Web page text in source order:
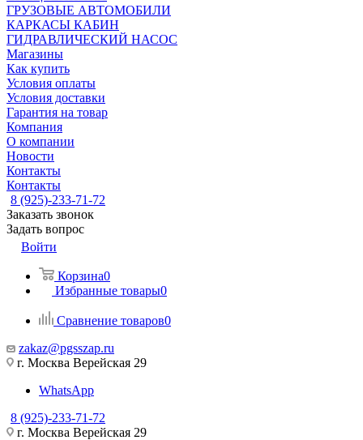
ГРУЗОВЫЕ АВТОМОБИЛИ
КАРКАСЫ КАБИН
ГИДРАВЛИЧЕСКИЙ НАСОС
Магазины
Как купить
Условия оплаты
Условия доставки
Гарантия на товар
Компания
О компании
Новости
Контакты
Контакты
8 (925)-233-71-72
Заказать звонок
Задать вопрос
Войти
Корзина0
Избранные товары0
Сравнение товаров0
zakaz@pgsszap.ru
г. Москва Верейская 29
WhatsApp
8 (925)-233-71-72
г. Москва Верейская 29